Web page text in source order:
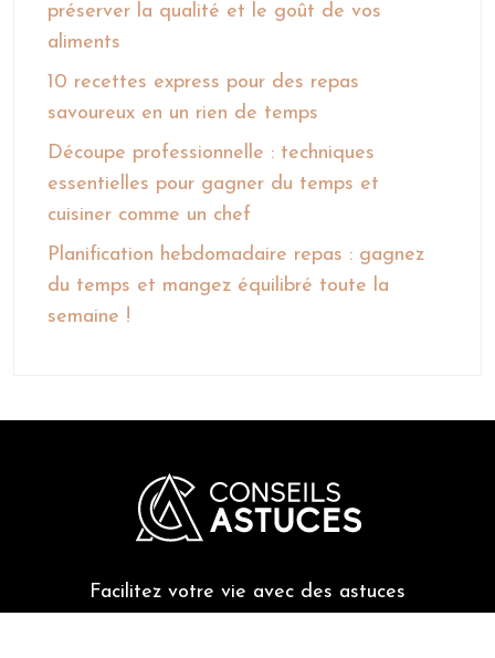
préserver la qualité et le goût de vos
aliments
10 recettes express pour des repas
savoureux en un rien de temps
Découpe professionnelle : techniques
essentielles pour gagner du temps et
cuisiner comme un chef
Planification hebdomadaire repas : gagnez
du temps et mangez équilibré toute la
semaine !
Facilitez votre vie avec des astuces